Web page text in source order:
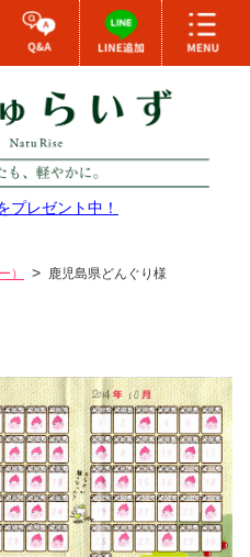
プレゼント中！
） 鹿児島県どんぐり様